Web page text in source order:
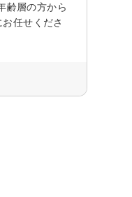
齢層の方から
任せくださ